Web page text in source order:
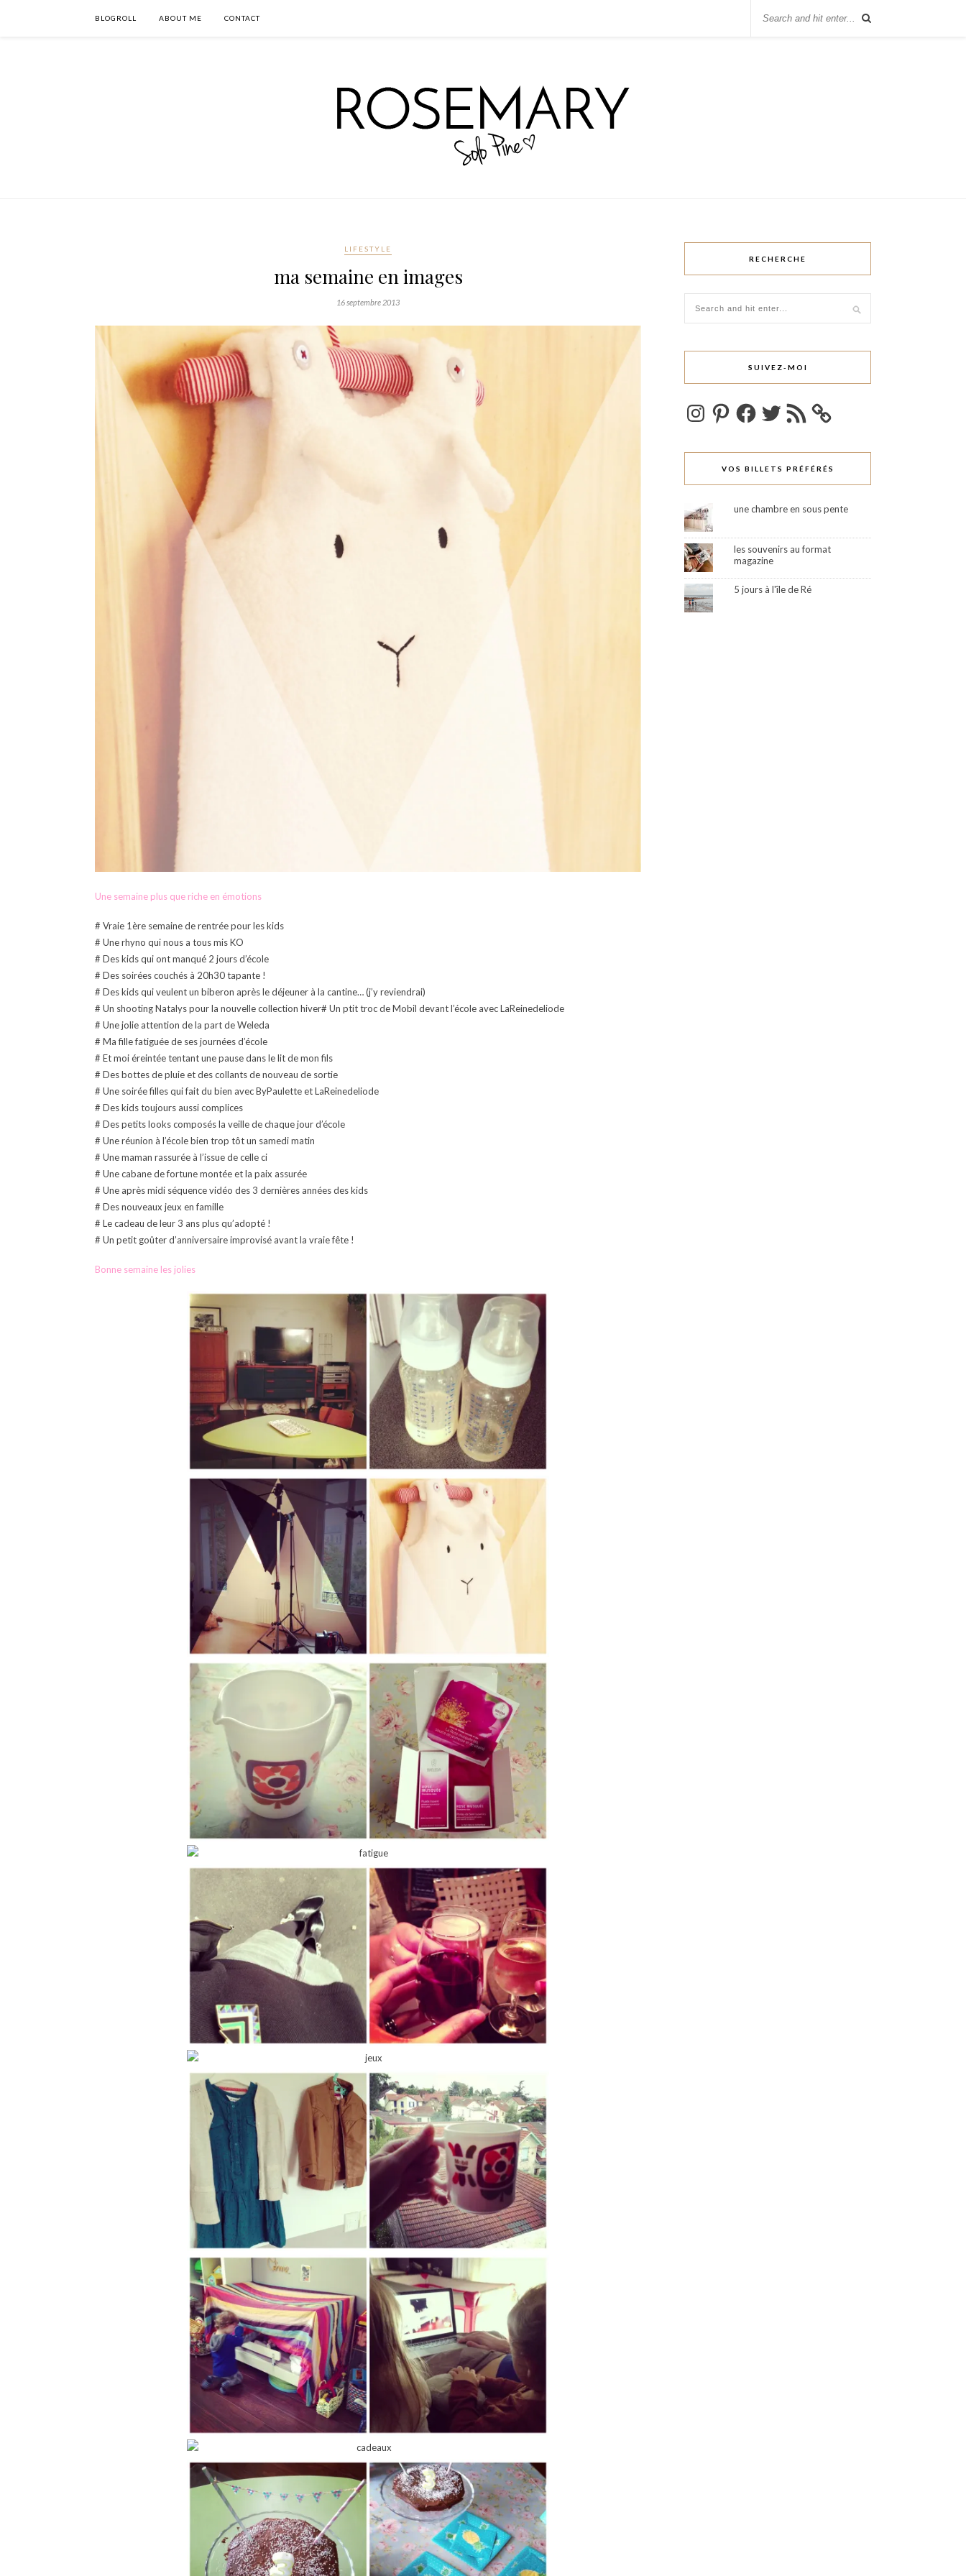
BLOGROLL ABOUT ME CONTACT
LIFESTYLE
ma semaine en images
16 septembre 2013
Une semaine plus que riche en émotions
# Vraie 1ère semaine de rentrée pour les kids
# Une rhyno qui nous a tous mis KO
# Des kids qui ont manqué 2 jours d’école
# Des soirées couchés à 20h30 tapante !
# Des kids qui veulent un biberon après le déjeuner à la cantine… (j’y reviendrai)
# Un shooting Natalys pour la nouvelle collection hiver# Un ptit troc de Mobil devant l’école avec LaReinedeliode
# Une jolie attention de la part de Weleda
# Ma fille fatiguée de ses journées d’école
# Et moi éreintée tentant une pause dans le lit de mon fils
# Des bottes de pluie et des collants de nouveau de sortie
# Une soirée filles qui fait du bien avec ByPaulette et LaReinedeliode
# Des kids toujours aussi complices
# Des petits looks composés la veille de chaque jour d’école
# Une réunion à l’école bien trop tôt un samedi matin
# Une maman rassurée à l’issue de celle ci
# Une cabane de fortune montée et la paix assurée
# Une après midi séquence vidéo des 3 dernières années des kids
# Des nouveaux jeux en famille
# Le cadeau de leur 3 ans plus qu’adopté !
# Un petit goûter d’anniversaire improvisé avant la vraie fête !
Bonne semaine les jolies
RECHERCHE
SUIVEZ-MOI
InstagramPinterestFacebookTwitterFlux
RSS
VOS BILLETS PRÉFÉRÉS
une chambre en sous pente
les souvenirs au format
magazine
5 jours à l'île de Ré